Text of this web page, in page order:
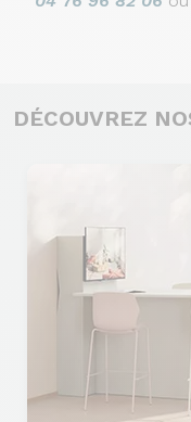
DÉCOUVREZ